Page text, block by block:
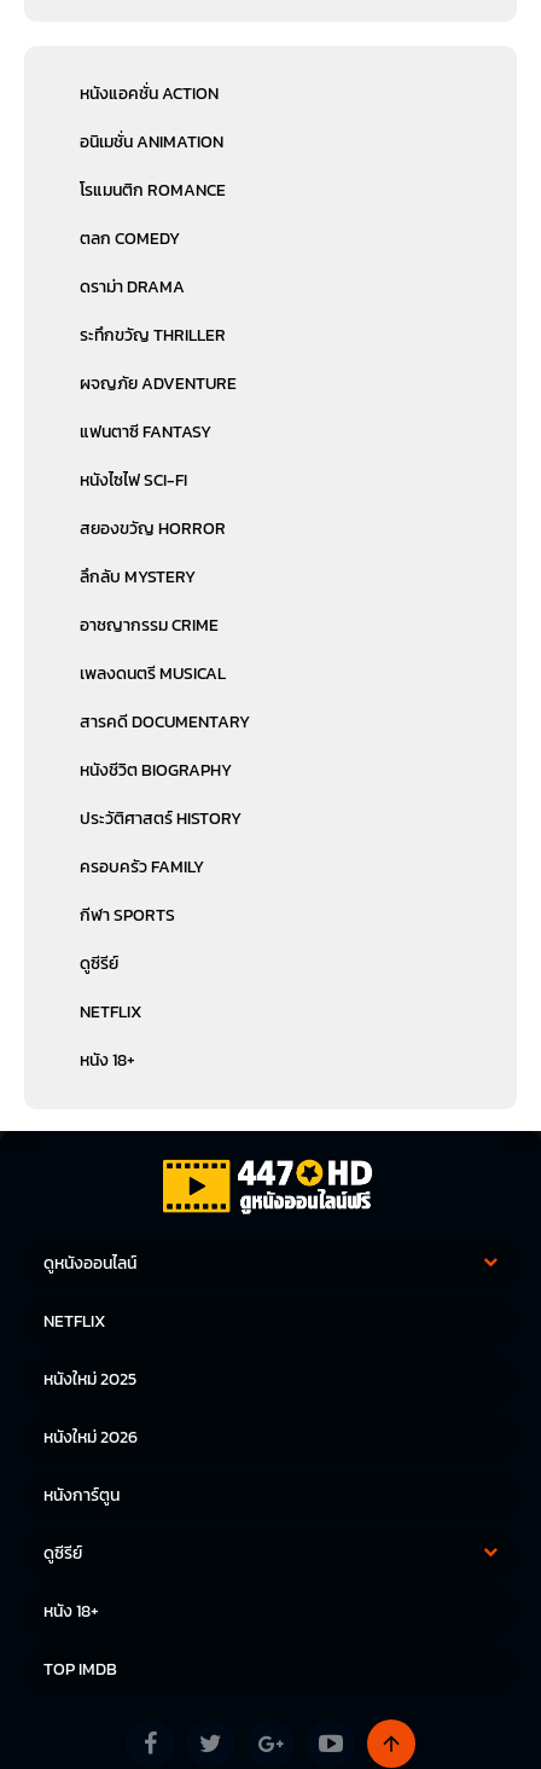
หนังแอคชั่น ACTION
อนิเมชั่น ANIMATION
โรแมนติก ROMANCE
ตลก COMEDY
ดราม่า DRAMA
ระทึกขวัญ THRILLER
ผจญภัย ADVENTURE
แฟนตาซี FANTASY
หนังไซไฟ SCI-FI
สยองขวัญ HORROR
ลึกลับ MYSTERY
อาชญากรรม CRIME
เพลงดนตรี MUSICAL
สารคดี DOCUMENTARY
หนังชีวิต BIOGRAPHY
ประวัติศาสตร์ HISTORY
ครอบครัว FAMILY
กีฬา SPORTS
ดูซีรีย์
NETFLIX
หนัง 18+
ดูหนังออนไลน์
หนังญี่ปุ่น
NETFLIX
หนังใหม่ 2025
หนังใหม่ 2026
หนังการ์ตูน
ดูซีรีย์
หนัง 18+
TOP IMDB